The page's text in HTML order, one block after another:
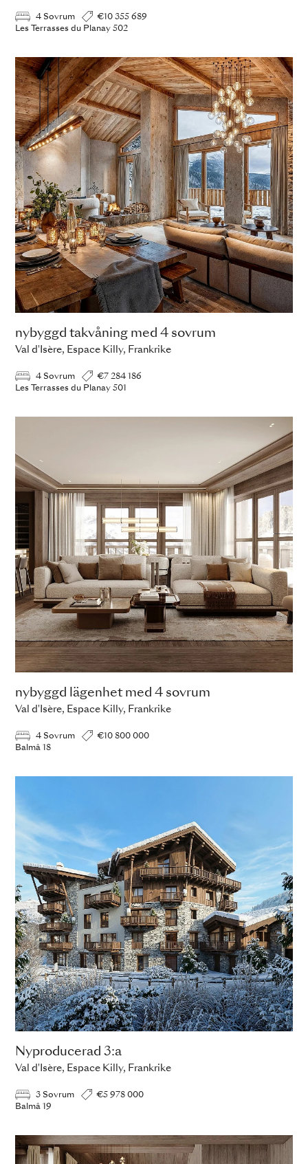
4 Sovrum
€10 355 689
Les Terrasses du Planay 502
nybyggd takvåning med 4 sovrum
Val d'Isère, Espace Killy, Frankrike
4 Sovrum
€7 284 186
Les Terrasses du Planay 501
nybyggd lägenhet med 4 sovrum
Val d'Isère, Espace Killy, Frankrike
4 Sovrum
€10 800 000
Balmâ 18
Nyproducerad 3:a
Val d'Isère, Espace Killy, Frankrike
3 Sovrum
€5 978 000
Balmâ 19